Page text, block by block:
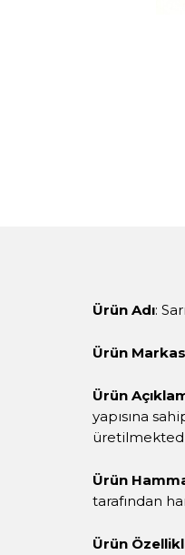
Ürün Adı:
Ürün
Ürün
yapısına
Ürün
tarafından
Ürün